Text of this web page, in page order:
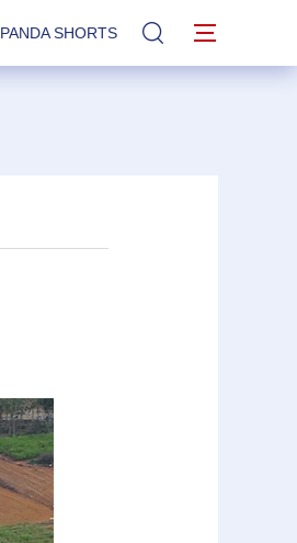
PANDA SHORTS 站内搜索